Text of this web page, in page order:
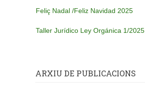
Feliç Nadal /Feliz Navidad 2025
Taller Jurídico Ley Orgánica 1/2025
ARXIU DE PUBLICACIONS